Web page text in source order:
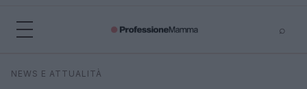
⌕
Cerca
NEWS E ATTUALITÀ